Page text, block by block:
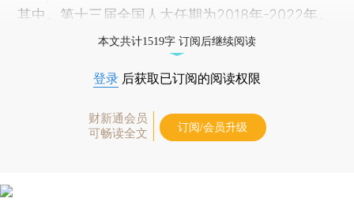
其中。第十三届全国人大任期为2018年-2022年。
本文共计1519字 订阅后继续阅读
登录 后获取已订阅的阅读权限
财新通会员
可畅读全文
订阅/会员升级